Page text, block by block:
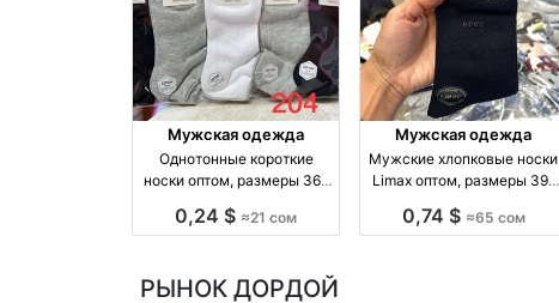
Мужская одежда
Однотонные короткие
носки оптом, размеры 36–
производство Россия
0,24 $ ≈21 сом
Мужская одежда
Мужские хлопковые носки
Limax оптом, размеры 39–
Россия
0,74 $ ≈65 сом
РЫНОК ДОРДОЙ